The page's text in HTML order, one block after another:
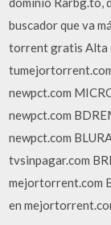
buscador que va
torrent gratis Alta
newpct.com
newpct.com
newpct.com
tvsinpagar.com
mejortorrent.com
en